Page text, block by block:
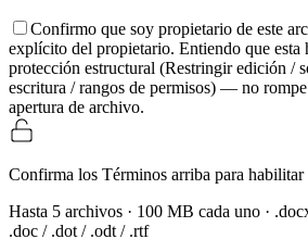
Confirmo que soy propietario de este
explícito del propietario. Entiendo que esta
protección estructural (Restringir edición /
escritura / rangos de permisos) — no
apertura de archivo.
Confirma los Términos arriba para habilitar
Hasta 5 archivos · 100 MB cada uno ·
.doc / .dot / .odt / .rtf